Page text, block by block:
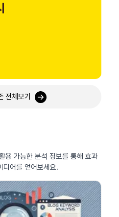
전체보기
용 가능한 분석 정보를 통해 효과
디어를 얻어보세요.